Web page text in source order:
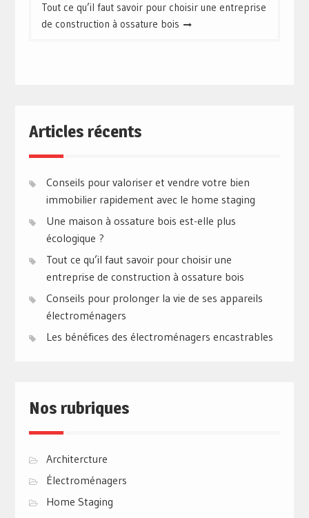
Tout ce qu’il faut savoir pour choisir une entreprise
de construction à ossature bois
Articles récents
Conseils pour valoriser et vendre votre bien
immobilier rapidement avec le home staging
Une maison à ossature bois est-elle plus
écologique ?
Tout ce qu’il faut savoir pour choisir une
entreprise de construction à ossature bois
Conseils pour prolonger la vie de ses appareils
électroménagers
Les bénéfices des électroménagers encastrables
Nos rubriques
Architercture
Électroménagers
Home Staging